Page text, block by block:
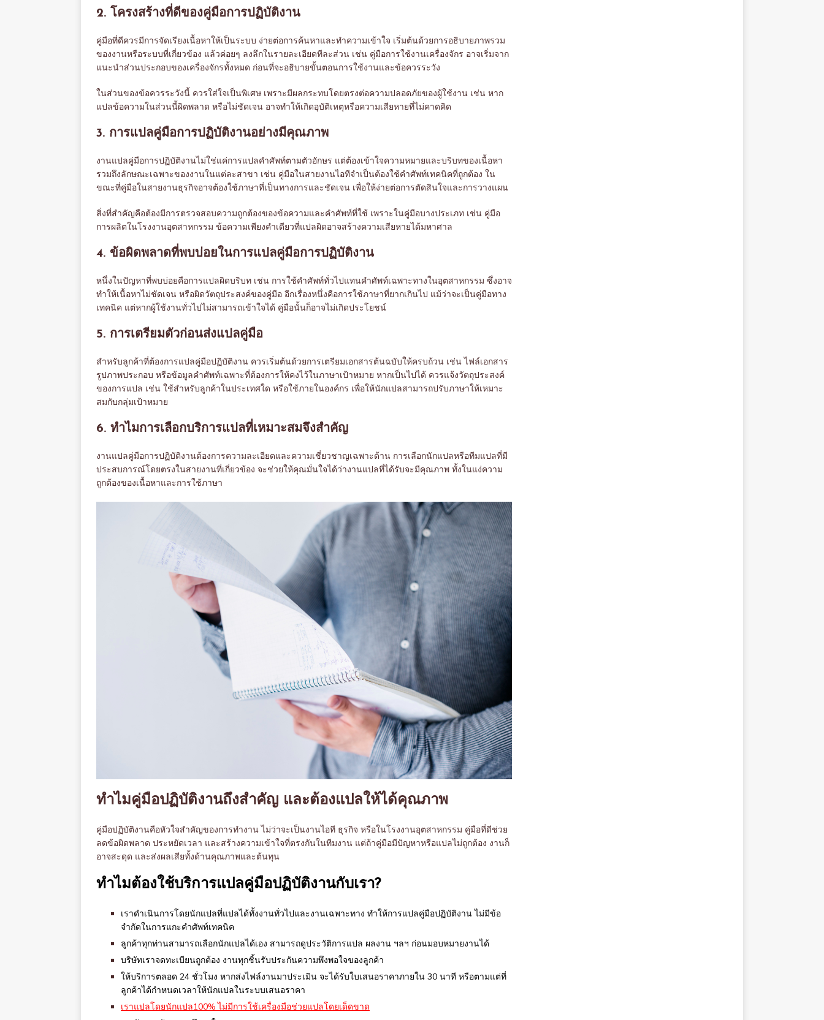
2. โครงสร้างที่ดีของคู่มือการปฏิบัติงาน
คู่มือที่ดีควรมีการจัดเรียงเนื้อหาให้เป็นระบบ ง่ายต่อการค้นหาและทำความเข้าใจ เริ่มต้นด้วยการอธิบายภาพรวม
ของงานหรือระบบที่เกี่ยวข้อง แล้วค่อยๆ ลงลึกในรายละเอียดทีละส่วน เช่น คู่มือการใช้งานเครื่องจักร อาจเริ่มจาก
แนะนำส่วนประกอบของเครื่องจักรทั้งหมด ก่อนที่จะอธิบายขั้นตอนการใช้งานและข้อควรระวัง
ในส่วนของข้อควรระวังนี้ ควรใส่ใจเป็นพิเศษ เพราะมีผลกระทบโดยตรงต่อความปลอดภัยของผู้ใช้งาน เช่น หาก
แปลข้อความในส่วนนี้ผิดพลาด หรือไม่ชัดเจน อาจทำให้เกิดอุบัติเหตุหรือความเสียหายที่ไม่คาดคิด
3. การแปลคู่มือการปฏิบัติงานอย่างมีคุณภาพ
งานแปลคู่มือการปฏิบัติงานไม่ใช่แค่การแปลคำศัพท์ตามตัวอักษร แต่ต้องเข้าใจความหมายและบริบทของเนื้อหา
รวมถึงลักษณะเฉพาะของงานในแต่ละสาขา เช่น คู่มือในสายงานไอทีจำเป็นต้องใช้คำศัพท์เทคนิคที่ถูกต้อง ใน
ขณะที่คู่มือในสายงานธุรกิจอาจต้องใช้ภาษาที่เป็นทางการและชัดเจน เพื่อให้ง่ายต่อการตัดสินใจและการวางแผน
สิ่งที่สำคัญคือต้องมีการตรวจสอบความถูกต้องของข้อความและคำศัพท์ที่ใช้ เพราะในคู่มือบางประเภท เช่น คู่มือ
การผลิตในโรงงานอุตสาหกรรม ข้อความเพียงคำเดียวที่แปลผิดอาจสร้างความเสียหายได้มหาศาล
4. ข้อผิดพลาดที่พบบ่อยในการแปลคู่มือการปฏิบัติงาน
หนึ่งในปัญหาที่พบบ่อยคือการแปลผิดบริบท เช่น การใช้คำศัพท์ทั่วไปแทนคำศัพท์เฉพาะทางในอุตสาหกรรม ซึ่งอาจ
ทำให้เนื้อหาไม่ชัดเจน หรือผิดวัตถุประสงค์ของคู่มือ อีกเรื่องหนึ่งคือการใช้ภาษาที่ยากเกินไป แม้ว่าจะเป็นคู่มือทาง
เทคนิค แต่หากผู้ใช้งานทั่วไปไม่สามารถเข้าใจได้ คู่มือนั้นก็อาจไม่เกิดประโยชน์
5. การเตรียมตัวก่อนส่งแปลคู่มือ
สำหรับลูกค้าที่ต้องการแปลคู่มือปฏิบัติงาน ควรเริ่มต้นด้วยการเตรียมเอกสารต้นฉบับให้ครบถ้วน เช่น ไฟล์เอกสาร
รูปภาพประกอบ หรือข้อมูลคำศัพท์เฉพาะที่ต้องการให้คงไว้ในภาษาเป้าหมาย หากเป็นไปได้ ควรแจ้งวัตถุประสงค์
ของการแปล เช่น ใช้สำหรับลูกค้าในประเทศใด หรือใช้ภายในองค์กร เพื่อให้นักแปลสามารถปรับภาษาให้เหมาะ
สมกับกลุ่มเป้าหมาย
6. ทำไมการเลือกบริการแปลที่เหมาะสมจึงสำคัญ
งานแปลคู่มือการปฏิบัติงานต้องการความละเอียดและความเชี่ยวชาญเฉพาะด้าน การเลือกนักแปลหรือทีมแปลที่มี
ประสบการณ์โดยตรงในสายงานที่เกี่ยวข้อง จะช่วยให้คุณมั่นใจได้ว่างานแปลที่ได้รับจะมีคุณภาพ ทั้งในแง่ความ
ถูกต้องของเนื้อหาและการใช้ภาษา
ทำไมคู่มือปฏิบัติงานถึงสำคัญ และต้องแปลให้ได้คุณภาพ
คู่มือปฏิบัติงานคือหัวใจสำคัญของการทำงาน ไม่ว่าจะเป็นงานไอที ธุรกิจ หรือในโรงงานอุตสาหกรรม คู่มือที่ดีช่วย
ลดข้อผิดพลาด ประหยัดเวลา และสร้างความเข้าใจที่ตรงกันในทีมงาน แต่ถ้าคู่มือมีปัญหาหรือแปลไม่ถูกต้อง งานก็
อาจสะดุด และส่งผลเสียทั้งด้านคุณภาพและต้นทุน
ทำไมต้องใช้บริการแปลคู่มือปฏิบัติงานกับเรา?
เราดำเนินการโดยนักแปลที่แปลได้ทั้งงานทั่วไปและงานเฉพาะทาง ทำให้การแปลคู่มือปฏิบัติงาน ไม่มีข้อ
จำกัดในการแกะคำศัพท์เทคนิค
ลูกค้าทุกท่านสามารถเลือกนักแปลได้เอง สามารถดูประวัติการแปล ผลงาน ฯลฯ ก่อนมอบหมายงานได้
บริษัทเราจดทะเบียนถูกต้อง งานทุกชิ้นรับประกันความพึงพอใจของลูกค้า
ให้บริการตลอด 24 ชั่วโมง หากส่งไฟล์งานมาประเมิน จะได้รับใบเสนอราคาภายใน 30 นาที หรือตามแต่ที่
ลูกค้าได้กำหนดเวลาให้นักแปลในระบบเสนอราคา
เราแปลโดยนักแปล100% ไม่มีการใช้เครื่องมือช่วยแปลโดยเด็ดขาด